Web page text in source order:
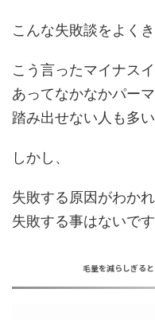
こんな失敗談をよく
こう言ったマイナス
あってなかなかパー
踏み出せない人も多い
しかし、
失敗する原因がわか
失敗する事はないです
毛量を減らしぎる